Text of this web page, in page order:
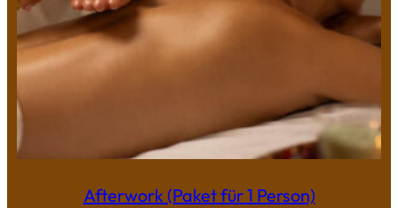
Afterwork (Paket für 1 Person)